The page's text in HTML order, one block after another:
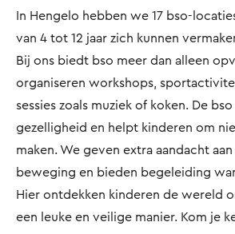
In Hengelo hebben we 17 bso-
van 4 tot 12 jaar zich kunnen
Bij ons biedt bso meer dan alleen
organiseren workshops,
sessies zoals muziek of koken. De
gezelligheid en helpt kinderen om
maken. We geven extra aandacht
beweging en bieden begeleiding
Hier ontdekken kinderen de wereld
een leuke en veilige manier. Kom je